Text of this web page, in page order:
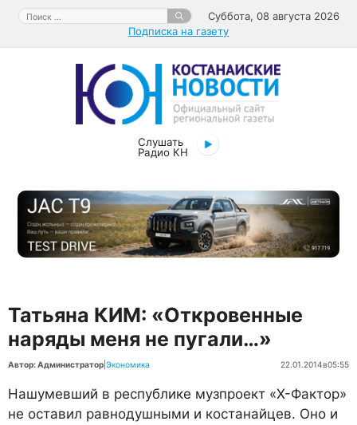
Перейти
содержимому
Поиск:
Суббота, 08 августа 2026
Подписка на газету
Слушать
Радио КН
Татьяна КИМ: «Откровенные
наряды меня не пугали…»
Автор: Администратор Экономика 22.01.2014в05:55
Нашумевший в республике музпроект «Х-Фактор»
не оставил равнодушными и костанайцев. Оно и